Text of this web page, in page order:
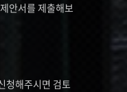
안서를 제출해보
청해주시면 검토